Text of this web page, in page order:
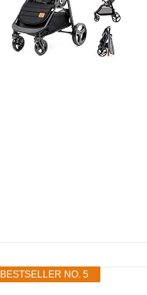
BESTSELLER NO. 5